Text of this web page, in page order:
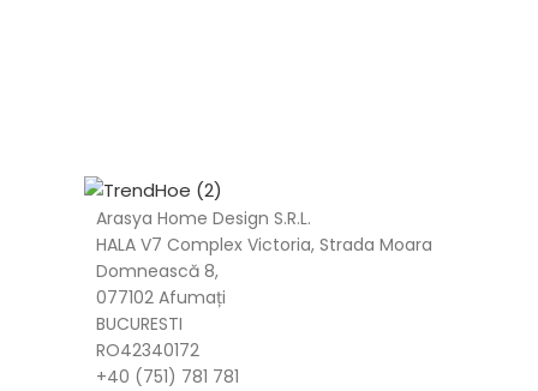
Arasya Home Design S.R.L.
HALA V7 Complex Victoria, Strada Moara
Domnească 8,
077102 Afumați
BUCURESTI
RO42340172
+40 (751) 781 781